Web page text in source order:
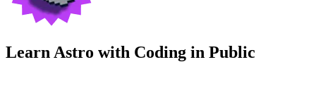
Learn Astro with Coding in Public